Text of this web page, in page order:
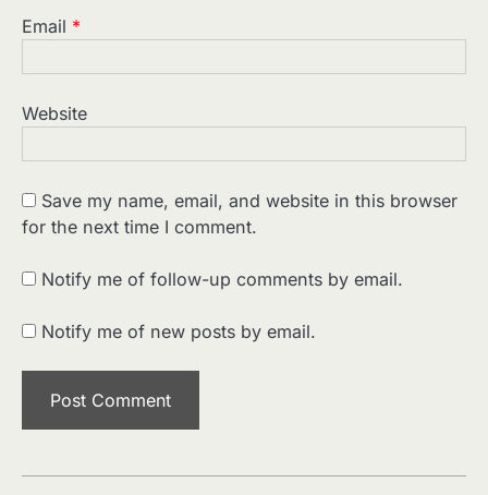
Email *
Website
Save my name, email, and website in this browser
for the next time I comment.
Notify me of follow-up comments by email.
Notify me of new posts by email.
2
Sonaley Jain
3
The Last Command (1928) Review
Sonaley Jain
के पहले सपने को परदे पर उतारा? — Viva